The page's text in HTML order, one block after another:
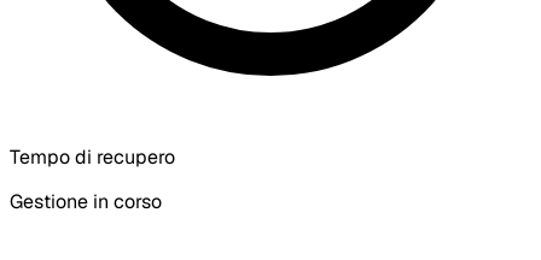
Tempo di recupero
Gestione in corso